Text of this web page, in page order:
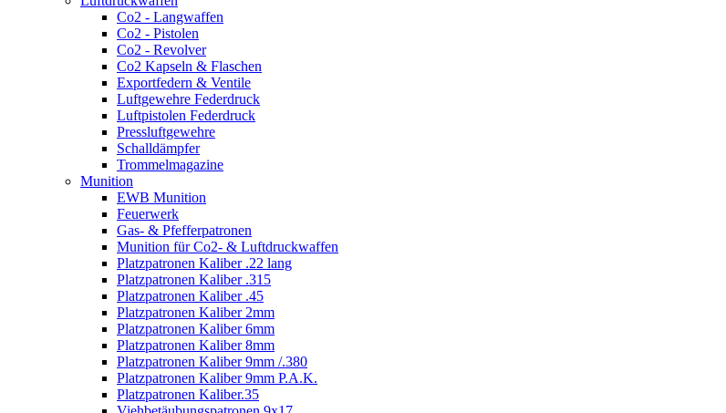
Co2 - Langwaffen
Co2 - Pistolen
Co2 - Revolver
Co2 Kapseln & Flaschen
Exportfedern & Ventile
Luftgewehre Federdruck
Luftpistolen Federdruck
Pressluftgewehre
Schalldämpfer
Trommelmagazine
Munition
EWB Munition
Feuerwerk
Gas- & Pfefferpatronen
Munition für Co2- & Luftdruckwaffen
Platzpatronen Kaliber .22 lang
Platzpatronen Kaliber .315
Platzpatronen Kaliber .45
Platzpatronen Kaliber 2mm
Platzpatronen Kaliber 6mm
Platzpatronen Kaliber 8mm
Platzpatronen Kaliber 9mm /.380
Platzpatronen Kaliber 9mm P.A.K.
Platzpatronen Kaliber.35